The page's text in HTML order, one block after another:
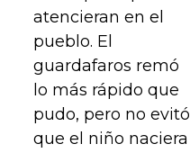
atencieran en el
pueblo. El
guardafaros remó
lo más rápido que
pudo, pero no evitó
que el niño naciera